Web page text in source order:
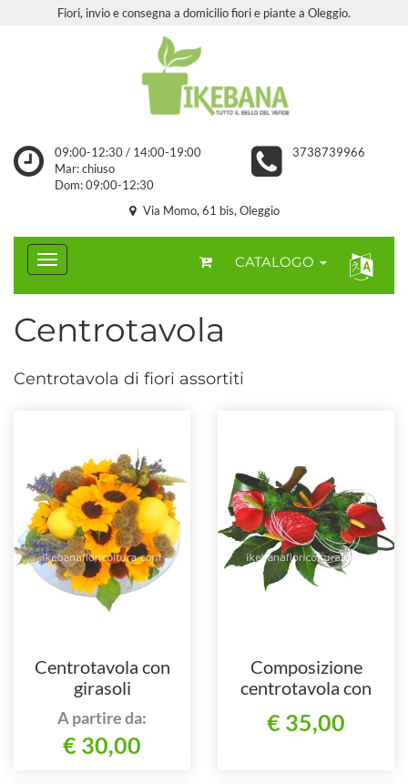
Fiori, invio e consegna a domicilio fiori e piante a Oleggio.
09:00-12:30 / 14:00-19:00
Mar: chiuso
Dom: 09:00-12:30
3738739966
Via Momo, 61 bis, Oleggio
CATALOGO
Centrotavola
Centrotavola di fiori assortiti
Centrotavola con
girasoli
A partire da:
€ 30,00
Composizione
centrotavola con
€ 35,00